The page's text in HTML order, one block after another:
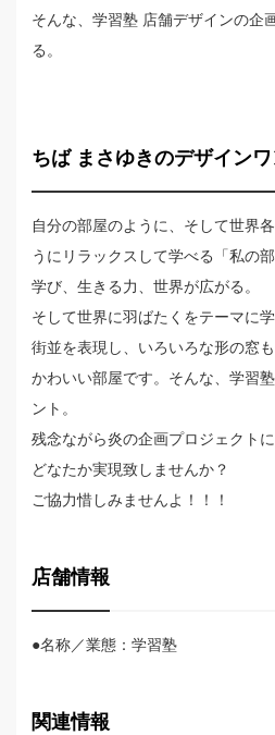
そんな、学習塾 店舗デザインの企
る。
ちば まさゆきのデザイン
自分の部屋のように、そして世界
うにリラックスして学べる「私の部
学び、生きる力、世界が広がる。
そして世界に羽ばたくをテーマに
街並を表現し、いろいろな形の窓も
かわいい部屋です。そんな、学習
ント。
残念ながら炎の企画プロジェクトに
どなたか実現致しませんか？
ご協力惜しみませんよ！！！
店舗情報
●名称／業態：学習塾
関連情報